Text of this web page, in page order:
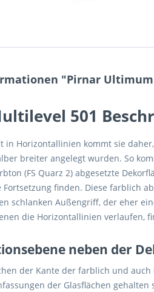
"Pirnar
501
in Horizontallinien kommt sie
breiter angelegt wurden. So
(FS Quarz 2) abgesetzte
finden. Diese farblich
schlanken Außengriff, der eher
die Horizontallinien verlaufen,
neben der
der Kante der farblich und
der Glasflächen